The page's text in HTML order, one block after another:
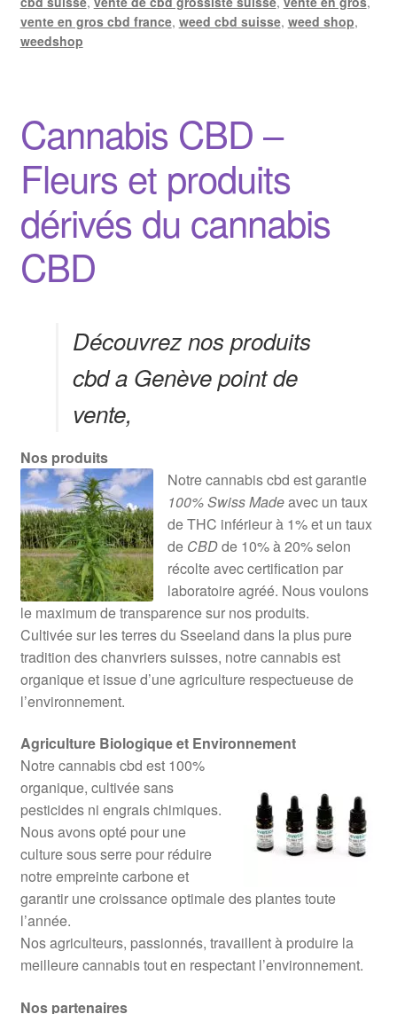
vente en gros cbd france, weed cbd suisse, weed shop,
weedshop
Cannabis CBD –
Fleurs et produits
dérivés du cannabis
CBD
Découvrez nos produits
cbd a Genève point de
vente,
Nos produits
Notre cannabis cbd est garantie
100% Swiss Madeavec un taux
de THC inférieur à 1% et un taux
deCBDde 10% à 20% selon
récolte avec certification par
laboratoire agréé. Nous voulons
le maximum de transparence sur nos produits.
Cultivée sur les terres du Sseeland dans la plus pure
tradition des chanvriers suisses, notre cannabis est
organique et issue d’une agriculture respectueuse de
l’environnement.
Agriculture Biologique et Environnement
Notre cannabis cbd est 100%
organique, cultivée sans
pesticides ni engrais chimiques.
Nous avons opté pour une
culture sous serre pour réduire
notre empreinte carbone et
garantir une croissance optimale des plantes toute
l’année.
Nos agriculteurs, passionnés, travaillent à produire la
meilleure cannabis tout en respectant l’environnement.
Nos partenaires